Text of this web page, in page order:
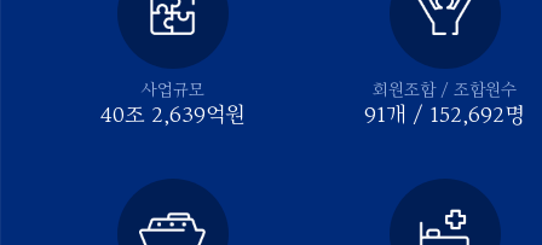
사업규모
40조 2,639억원
회원조합 / 조합원수
91개 / 152,692명